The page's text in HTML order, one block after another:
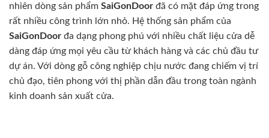
nhiên dòng sản phẩm SaiGonDoor đã có mặt đáp ứng trong
rất nhiều công trình lớn nhỏ. Hệ thống sản phẩm của
SaiGonDoor đa dạng phong phú với nhiều chất liệu cửa dễ
dàng đáp ứng mọi yêu cầu từ khách hàng và các chủ đầu tư
dự án. Với dòng gỗ công nghiệp chịu nước đang chiếm vị trí
chủ đạo, tiên phong với thị phần dẫn đầu trong toàn ngành
kinh doanh sản xuất cửa.